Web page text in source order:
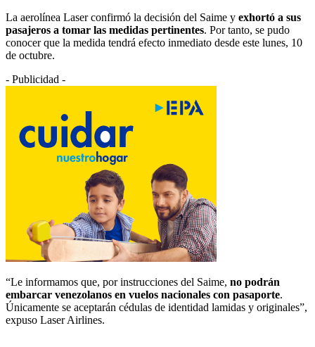
La aerolínea Laser confirmó la decisión del Saime y exhortó a sus
pasajeros a tomar las medidas pertinentes. Por tanto, se pudo
conocer que la medida tendrá efecto inmediato desde este lunes, 10
de octubre.
- Publicidad -
“Le informamos que, por instrucciones del Saime, no podrán
embarcar venezolanos en vuelos nacionales con pasaporte.
Únicamente se aceptarán cédulas de identidad lamidas y originales”,
expuso Laser Airlines.